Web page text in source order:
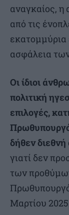
αναγκαίος,
από τις
ασφάλεια
Οι ίδιοι
πολιτική
επιλογές,
δήθεν
γιατί δεν
των
Μαρτίου